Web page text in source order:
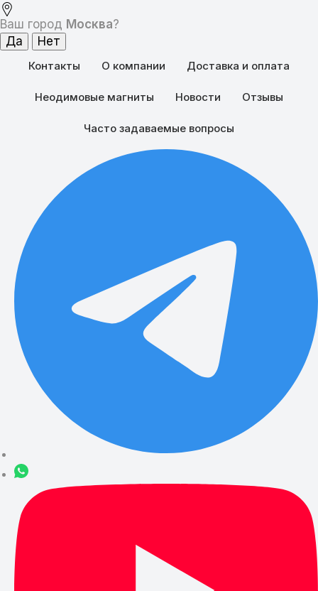
Ваш город Москва?
Контакты О компании Доставка и оплата
Неодимовые магниты Новости Отзывы
Часто задаваемые вопросы